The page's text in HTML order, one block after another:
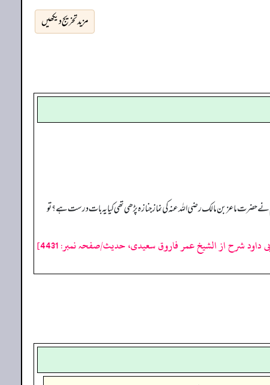
مزید تخریج دیکھیں
یہ سوال کیا گیا تھا کہ رسول اللہ صلی اللہ علیہ وسلم نے حضرت ماعز بن مالک رضی اللہ عنہ کی نماز جنازہ پڑھی تھی کیا یہ بات درست ہے؟ تو
داود شرح از الشیخ عمر فاروق سعیدی، حدیث/صفحہ نمبر: 4431]